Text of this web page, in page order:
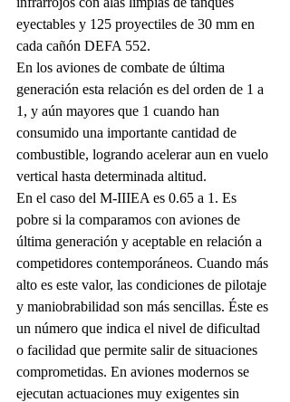
eyectables y 125 proyectiles de 30 mm en
cada cañón DEFA 552.
En los aviones de combate de última
generación esta relación es del orden de 1 a
1, y aún mayores que 1 cuando han
consumido una importante cantidad de
combustible, logrando acelerar aun en vuelo
vertical hasta determinada altitud.
En el caso del M-IIIEA es 0.65 a 1. Es
pobre si la comparamos con aviones de
última generación y aceptable en relación a
competidores contemporáneos. Cuando más
alto es este valor, las condiciones de pilotaje
y maniobrabilidad son más sencillas. Éste es
un número que indica el nivel de dificultad
o facilidad que permite salir de situaciones
comprometidas. En aviones modernos se
ejecutan actuaciones muy exigentes sin